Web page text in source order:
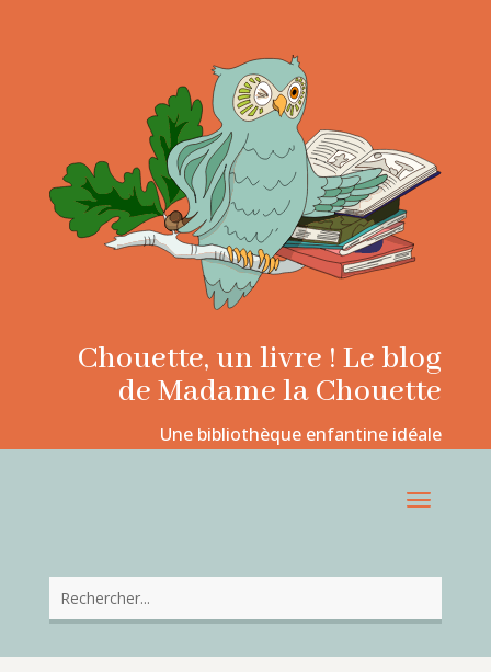
Chouette, un livre ! Le blog
de Madame la Chouette
Une bibliothèque enfantine idéale